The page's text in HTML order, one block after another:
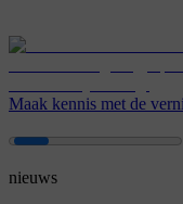
Maak kennis met de
nieuws